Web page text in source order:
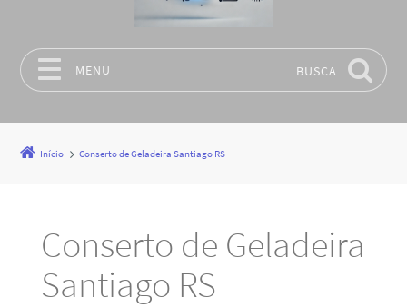
MENU BUSCA
Início Conserto de Geladeira Santiago RS
Conserto de Geladeira
Santiago RS